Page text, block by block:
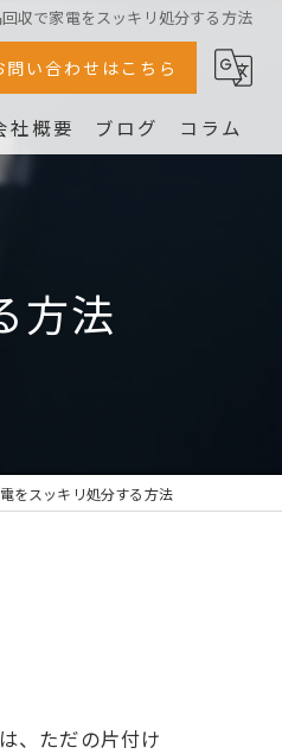
収で家電をスッキリ処分する方法
問い合わせはこちら
社概要 ブログ コラム
方法
をスッキリ処分する方法
、ただの片付け